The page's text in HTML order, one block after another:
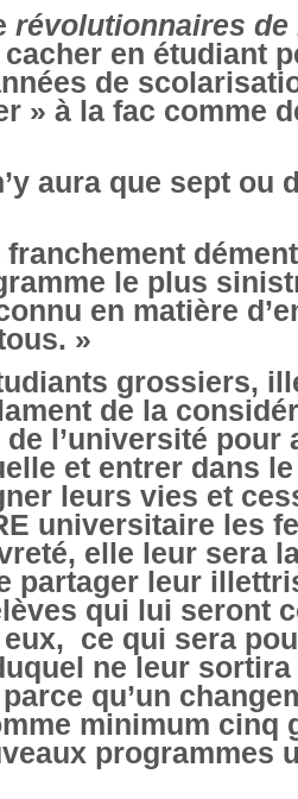
révolutionnaires de
cacher en étudiant
de
» à la fac comme
aura que sept ou
le plus
en matière
»
grossiers,
de la
l’université pour
et entrer dans
leurs vies et
universitaire les
elle leur sera
partager leur
qui lui seront
ce qui sera
ne leur sortira
qu’un
minimum cinq
programmes